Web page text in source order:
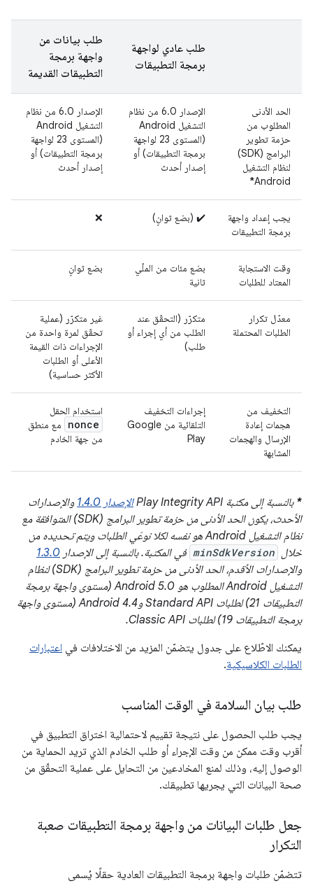
طلب عادي لواجهة
برمجة التطبيقات
طلب بيانات من
واجهة برمجة
التطبيقات القديمة
الحد الأدنى
المطلوب من
حزمة تطوير
البرامج (SDK)
لنظام التشغيل
Android
*
الإصدار 6.0 من نظام
التشغيل Android
(المستوى 23 لواجهة
برمجة التطبيقات) أو
إصدار أحدث
الإصدار 6.0 من نظام
التشغيل Android
(المستوى 23 لواجهة
برمجة التطبيقات) أو
إصدار أحدث
يجب إعداد واجهة
برمجة التطبيقات
✔️ (بضع ثوانٍ) ❌
وقت الاستجابة
المعتاد للطلبات
بضع مئات من الملّي
ثانية
بضع ثوانٍ
معدّل تكرار
الطلبات المحتملة
متكرّر (التحقّق عند
الطلب من أي إجراء أو
طلب)
غير متكرّر (عملية
تحقّق لمرة واحدة من
الإجراءات ذات القيمة
الأعلى أو الطلبات
الأكثر حساسية)
التخفيف من
هجمات إعادة
الإرسال والهجمات
المشابهة
إجراءات التخفيف
التلقائية من Google
Play
استخدام الحقل
nonce
مع منطق
من جهة الخادم
* بالنسبة إلى مكتبة Play Integrity API الإصدار 1.4.0
والإصدارات
الأحدث، يكون الحد الأدنى من حزمة تطوير البرامج (SDK) المتوافقة مع
نظام التشغيل Android هو نفسه لكلا نوعَي الطلبات ويتم تحديده من
خلال minSdkVersion في المكتبة. بالنسبة إلى الإصدار 1.3.0
والإصدارات الأقدم، الحد الأدنى من حزمة تطوير البرامج (SDK) لنظام
التشغيل Android المطلوب هو Android 5.0 (مستوى واجهة برمجة
التطبيقات 21) لطلبات Standard API وAndroid 4.4 (مستوى واجهة
برمجة التطبيقات 19) لطلبات Classic API.
يمكنك الاطّلاع على جدول يتضمّن المزيد من الاختلافات في اعتبارات
الطلبات الكلاسيكية.
طلب بيان السلامة في الوقت المناسب
يجب طلب الحصول على نتيجة تقييم لاحتمالية اختراق التطبيق في
أقرب وقت ممكن من وقت الإجراء أو طلب الخادم الذي تريد الحماية من
الوصول إليه، وذلك لمنع المخادعين من التحايل على عملية التحقّق من
صحة البيانات التي يجريها تطبيقك.
جعل طلبات البيانات من واجهة برمجة التطبيقات صعبة
التكرار
تتضمّن طلبات واجهة برمجة التطبيقات العادية حقلًا يُسمى